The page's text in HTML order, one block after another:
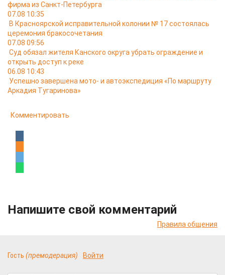
фирма из Санкт-Петербурга
07.08 10:35
В Красноярской исправительной колонии № 17 состоялась
церемония бракосочетания
07.08 09:56
Суд обязал жителя Канского округа убрать ограждение и
открыть доступ к реке
06.08 10:43
Успешно завершена мото- и автоэкспедиция «По маршруту
Аркадия Тугаринова»
Комментировать
Напишите свой комментарий
Правила общения
Гость (премодерация) Войти